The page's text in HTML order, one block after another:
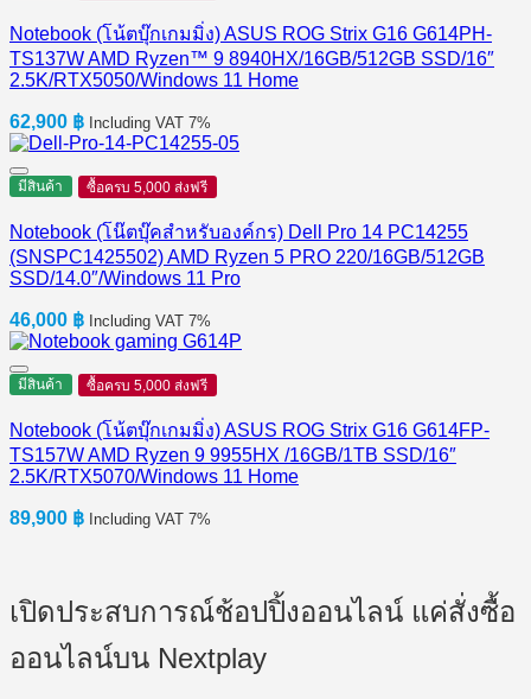
Notebook (โน้ตบุ๊กเกมมิ่ง) ASUS ROG Strix G16 G614PH-
TS137W AMD Ryzen™ 9 8940HX/16GB/512GB SSD/16″
2.5K/RTX5050/Windows 11 Home
62,900 ฿ Including VAT 7%
มีสินค้า ซื้อครบ 5,000 ส่งฟรี
Notebook (โน๊ตบุ๊คสำหรับองค์กร) Dell Pro 14 PC14255
(SNSPC1425502) AMD Ryzen 5 PRO 220/16GB/512GB
SSD/14.0″/Windows 11 Pro
46,000 ฿ Including VAT 7%
มีสินค้า ซื้อครบ 5,000 ส่งฟรี
Notebook (โน้ตบุ๊กเกมมิ่ง) ASUS ROG Strix G16 G614FP-
TS157W AMD Ryzen 9 9955HX /16GB/1TB SSD/16″
2.5K/RTX5070/Windows 11 Home
89,900 ฿ Including VAT 7%
เปิดประสบการณ์ช้อปปิ้งออนไลน์ แค่สั่งซื้อ
ออนไลน์บน Nextplay